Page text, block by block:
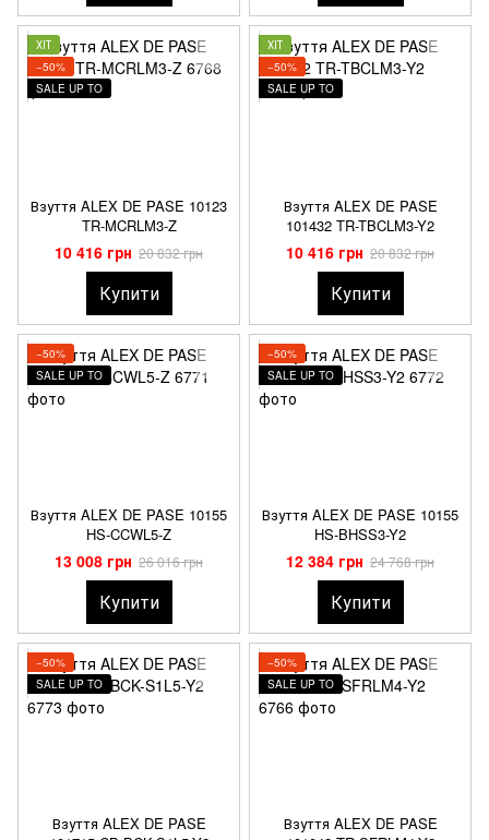
ХІТ
−50%
SALE UP TO
Взуття ALEX DE PASE 10123
TR-MCRLM3-Z
10 416 грн 20 832 грн
Купити
ХІТ
−50%
SALE UP TO
Взуття ALEX DE PASE
101432 TR-TBCLM3-Y2
10 416 грн 20 832 грн
Купити
−50%
SALE UP TO
Взуття ALEX DE PASE 10155
HS-CCWL5-Z
13 008 грн 26 016 грн
Купити
−50%
SALE UP TO
Взуття ALEX DE PASE 10155
HS-BHSS3-Y2
12 384 грн 24 768 грн
Купити
−50%
SALE UP TO
Взуття ALEX DE PASE
−50%
SALE UP TO
Взуття ALEX DE PASE